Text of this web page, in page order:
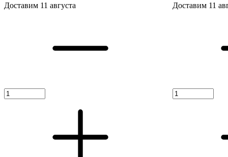
Доставим 11 августа Доставим 11